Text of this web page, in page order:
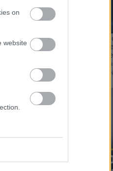
on
website
szüntetni
az előző
akik ezt
kell biztosítani,
a